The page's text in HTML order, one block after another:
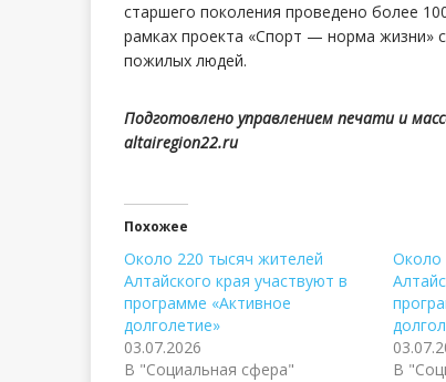
старшего поколения проведено более
рамках проекта «Спорт — норма жизни»
пожилых людей.
Подготовлено управлением печати и
altairegion22.ru
Похожее
Около 220 тысяч жителей
Алтайского края участвуют в
программе «Активное
долголетие»
03.07.2026
В "Социальная сфера"
Около
В